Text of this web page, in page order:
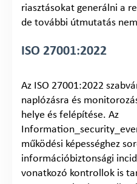
riasztásokat generálni a
de további útmutatás
ISO 27001:2022
Az ISO 27001:2022
naplózásra és
helye és felépítése. Az
működési képességhez
információbiztonsági
vonatkozó kontrollok is